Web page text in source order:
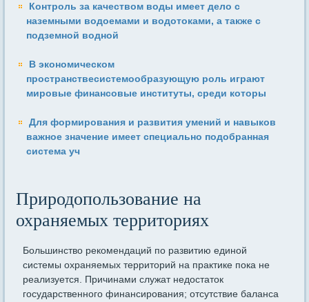
Контроль за качеством воды имеет дело с
наземными водоемами и водотоками, а также с
подземной водной
В экономическом
пространствесистемообразующую роль играют
мировые финансовые институты, среди которы
Для формирования и развития умений и навыков
важное значение имеет специально подобранная
система уч
Природопользование на
охраняемых территориях
Большинство рекомендаций по развитию единой
системы охраняемых территорий на практике пока не
реализуется. Причинами служат недостаток
государственного финансирования; отсутствие баланса